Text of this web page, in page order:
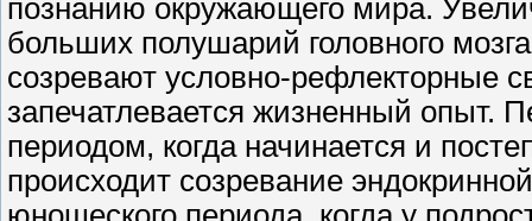
познанию окружающего мира.
больших полушарий головного
созревают условно-рефлекторные
запечатлевается жизненный опыт.
периодом, когда начинается и
происходит созревание